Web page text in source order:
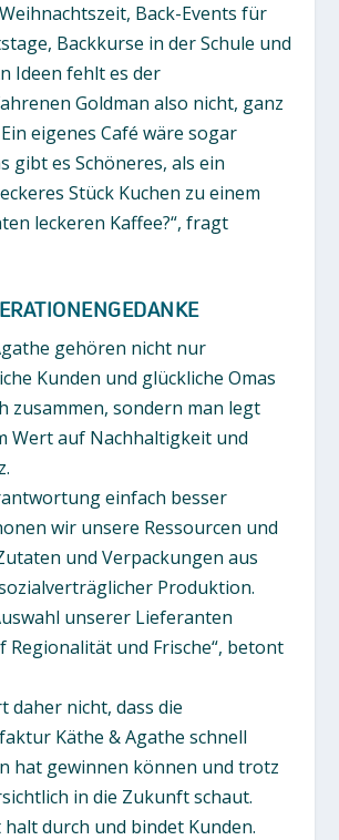
Back-Events für
Backkurse in der Schule und
Ideen fehlt es der
Goldman also nicht, ganz
eigenes Café wäre sogar
gibt es Schöneres, als ein
Stück Kuchen zu einem
leckeren Kaffee?“, fragt
gehören nicht nur
Kunden und glückliche Omas
zusammen, sondern man legt
Wert auf Nachhaltigkeit und
einfach besser
wir unsere Ressourcen und
und Verpackungen aus
Produktion.
unserer Lieferanten
Regionalität und Frische“, betont
daher nicht, dass die
Käthe & Agathe schnell
hat gewinnen können und trotz
in die Zukunft schaut.
durch und bindet Kunden.